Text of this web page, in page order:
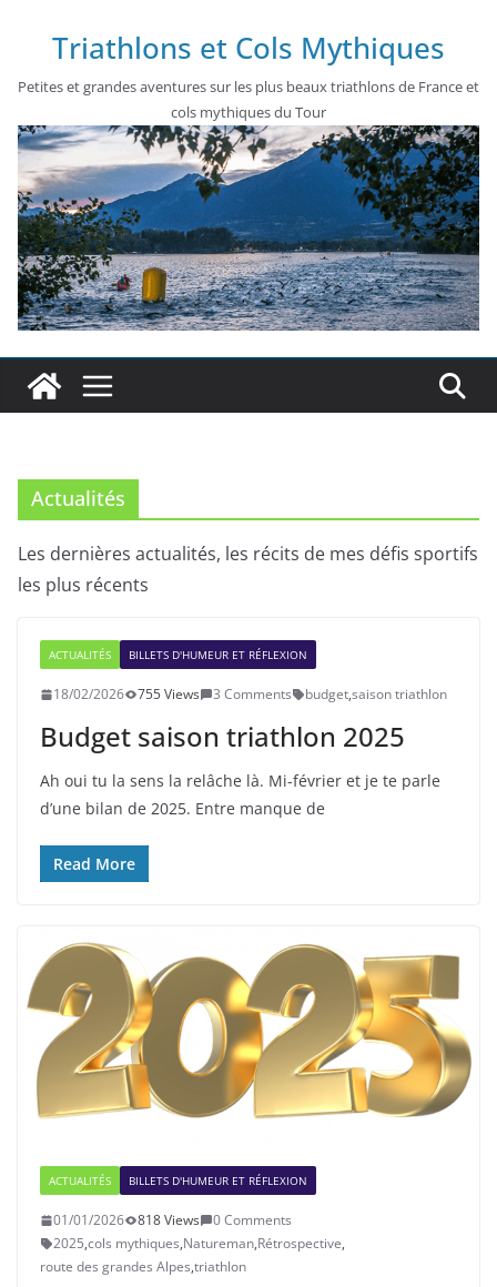
contenu
Triathlons et Cols Mythiques
Petites et grandes aventures sur les plus beaux triathlons de France et
cols mythiques du Tour
Actualités
Les dernières actualités, les récits de mes défis sportifs
les plus récents
ACTUALITÉS BILLETS D'HUMEUR ET RÉFLEXION
18/02/2026 755 Views 3 Comments budget,saison triathlon
Budget saison triathlon 2025
Ah oui tu la sens la relâche là. Mi-février et je te parle
d’une bilan de 2025. Entre manque de
Read More
ACTUALITÉS BILLETS D'HUMEUR ET RÉFLEXION
01/01/2026 818 Views
0 Comments
2025,cols mythiques,Natureman,Rétrospective,
route des grandes Alpes,triathlon